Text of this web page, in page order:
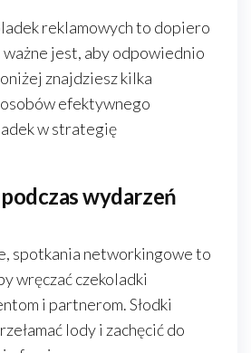
reklamowych to dopiero
ważne jest, aby odpowiednio
znajdziesz kilka
efektywnego
w strategię
wydarzeń
spotkania networkingowe to
wręczać czekoladki
i partnerom. Słodki
lody i zachęcić do